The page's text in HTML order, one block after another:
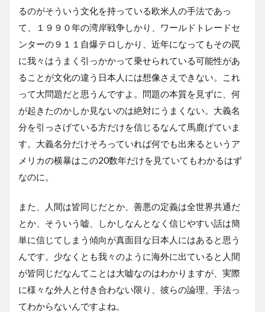
るのがそういう文化を持っている欧米人の手法であっ
て、１９９０年の湾岸戦争しかり、ワールドトレードセ
ンターの９１１自爆テロしかり、近年になってもその罠
に我々はうまく引っかかって乗せられている可能性があ
ることが文化の違う日本人には想像さえできない。これ
って大問題だと思うんですよ。問題の本質を見ずに、何
が起きたのかしか見ないのは絶対にうまくない。大義名
分を引っさげている方だけを信じるなんて馬鹿げていま
す。大義名分だけそろっていれば何でも出来るというア
メリカの横暴はこの20数年だけを見ていてもわかるはず
なのに。
また、人間は皆同じだとか、善悪の定義は全世界共通だ
とか、そういう嘘、しかしなんとなく信じやすい話は簡
単に信じてしまう傾向が真面目な日本人にはあると思う
んです。少なくとも我々のように海外に出ていると人間
が皆同じだなんてことは大嘘なのはわかりますが、実際
に様々な外人と付き合わない限り、彼らの論理、手法っ
てわからないんですよね。